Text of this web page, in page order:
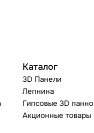
Каталог
3D Панели
Лепнина
Гипсовые 3D панно
Акционные товары